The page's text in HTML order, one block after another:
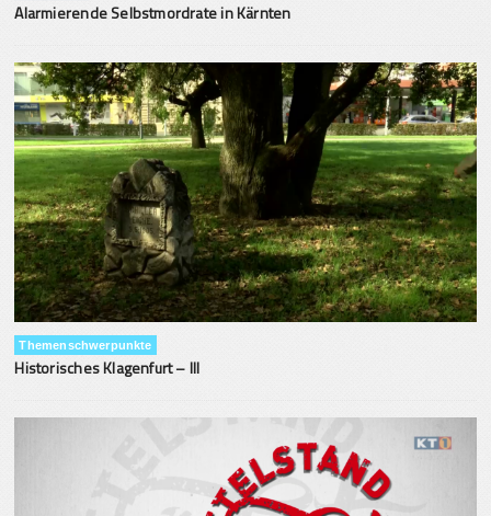
Alarmierende Selbstmordrate in Kärnten
Themenschwerpunkte
Historisches Klagenfurt – III